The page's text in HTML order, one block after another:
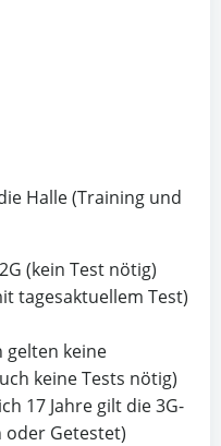
Halle (Training und
(kein Test nötig)
tagesaktuellem Test)
gelten keine
keine Tests nötig)
17 Jahre gilt die 3G-
oder Getestet)